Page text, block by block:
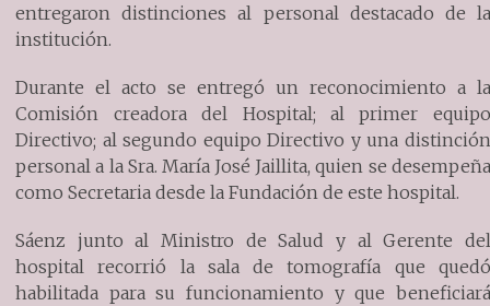
entregaron distinciones al personal destacado de la
institución.
Durante el acto se entregó un reconocimiento a la
Comisión creadora del Hospital; al primer equipo
Directivo; al segundo equipo Directivo y una distinción
personal a la Sra. María José Jaillita, quien se desempeña
como Secretaria desde la Fundación de este hospital.
Sáenz junto al Ministro de Salud y al Gerente del
hospital recorrió la sala de tomografía que quedó
habilitada para su funcionamiento y que beneficiará